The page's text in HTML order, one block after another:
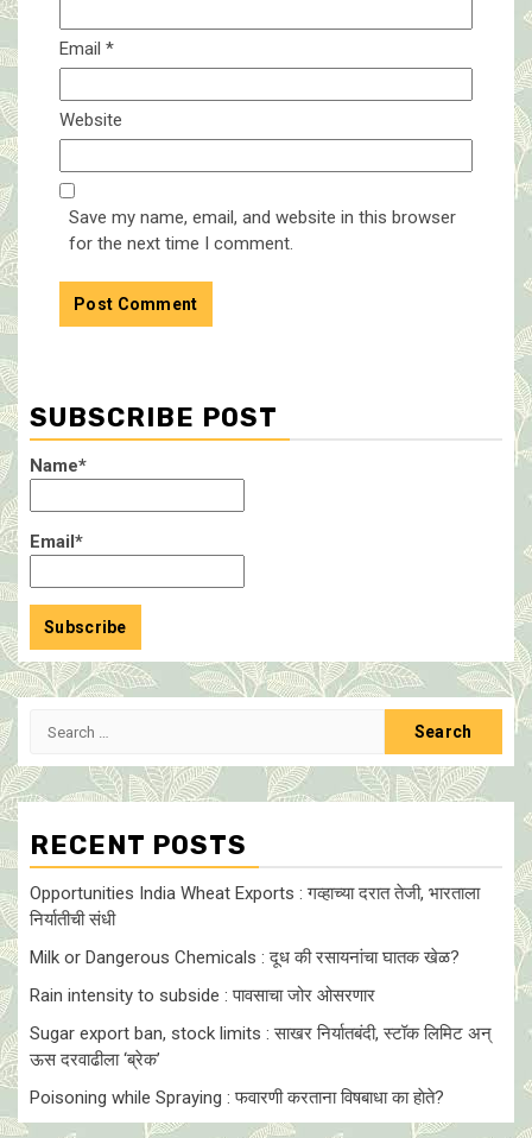
Email *
Website
Save my name, email, and website in this browser
for the next time I comment.
SUBSCRIBE POST
Name*
Email*
Search
RECENT POSTS
Opportunities India Wheat Exports : गव्हाच्या दरात तेजी, भारताला
निर्यातीची संधी
Milk or Dangerous Chemicals : दूध की रसायनांचा घातक खेळ?
Rain intensity to subside : पावसाचा जोर ओसरणार
Sugar export ban, stock limits : साखर निर्यातबंदी, स्टॉक लिमिट अन्
ऊस दरवाढीला ‘ब्रेक’
Poisoning while Spraying : फवारणी करताना विषबाधा का हाेते?